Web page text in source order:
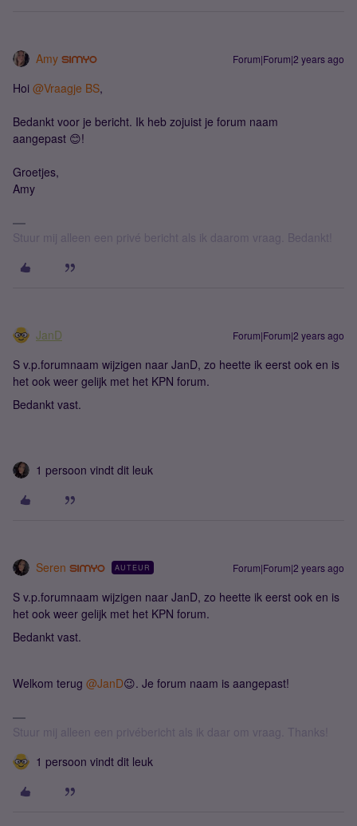
Amy Forum|Forum|2 years ago
Hoi @Vraagje BS,
Bedankt voor je bericht. Ik heb zojuist je forum naam
aangepast 😊!
Groetjes,
Amy
Stuur mij alleen een privé bericht als ik daarom vraag. Bedankt!
JanD Forum|Forum|2 years ago
S v.p.forumnaam wijzigen naar JanD, zo heette ik eerst ook en is
het ook weer gelijk met het KPN forum.
Bedankt vast.
1 persoon vindt dit leuk
Seren AUTEUR Forum|Forum|2 years ago
S v.p.forumnaam wijzigen naar JanD, zo heette ik eerst ook en is
het ook weer gelijk met het KPN forum.
Bedankt vast.
Welkom terug @JanD😉. Je forum naam is aangepast!
Stuur mij alleen een privébericht als ik daar om vraag. Thanks!
1 persoon vindt dit leuk